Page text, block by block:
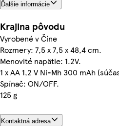
Ďalšie informácie
Krajina pôvodu
Vyrobené v Číne
Rozmery: 7,5 x 7,5 x 48,4 cm.
Menovité napätie: 1.2V.
1 x AA 1,2 V Ni-Mh 300 mAh
Spínač: ON/OFF.
125 g
Kontaktná adresa